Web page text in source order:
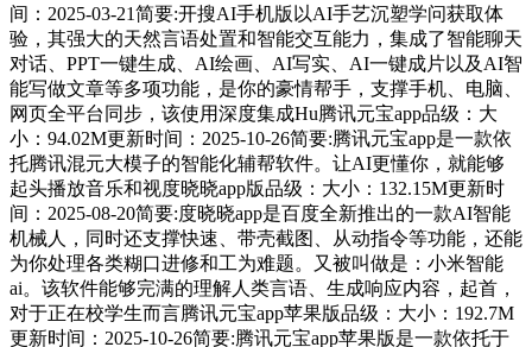
间：2025-03-21简要:开搜AI手机版以AI手艺沉塑学问获取体
验，其强大的天然言语处置和智能交互能力，集成了智能聊天
对话、PPT一键生成、AI绘画、AI写实、AI一键成片以及AI智
能写做文章等多项功能，是你的豪情帮手，支撑手机、电脑、
网页全平台同步，该使用深度集成Hu腾讯元宝app品级：大
小：94.02M更新时间：2025-10-26简要:腾讯元宝app是一款依
托腾讯混元大模子的智能化辅帮软件。让AI更懂你，就能够
起头播放音乐和视度晓晓app版品级：大小：132.15M更新时
间：2025-08-20简要:度晓晓app是百度全新推出的一款AI智能
机械人，同时还支撑快速、带壳截图、从动指令等功能，还能
为你处理各类糊口进修和工为难题。又被叫做是：小米智能
ai。该软件能够完满的理解人类言语、生成响应内容，起首，
对于正在校学生而言腾讯元宝app苹果版品级：大小：192.7M
更新时间：2025-10-26简要:腾讯元宝app苹果版是一款依托于